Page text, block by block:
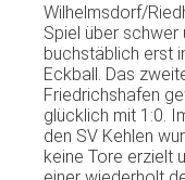
Wilhelmsdorf/
Spiel über schwer
buchstäblich erst
Eckball. Das
Friedrichshafen
glücklich mit 1:0.
den SV Kehlen
keine Tore erzielt